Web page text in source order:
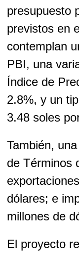
presupuesto
previstos en
contemplan
PBI, una
Índice de
2.8%, y un
3.48 soles
También,
de Términos
dólares; e
millones de
El proyecto